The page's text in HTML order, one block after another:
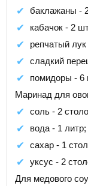
баклажаны -
кабачок - 2
репчатый
сладкий
помидоры - 6
Маринад для
соль - 2
вода - 1 литр;
сахар - 1
уксус - 2
Для медового